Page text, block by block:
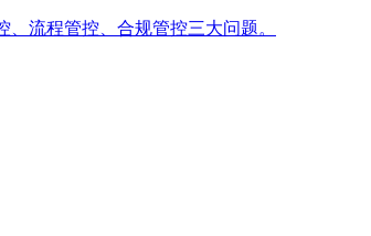
流程管控、合规管控三大问题。